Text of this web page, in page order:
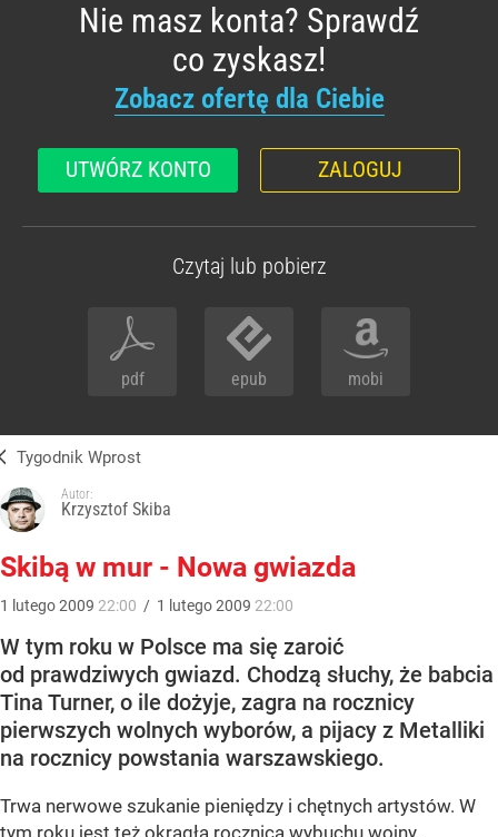
Nie masz konta? Sprawdź
co zyskasz!
Zobacz ofertę dla Ciebie
UTWÓRZ KONTO ZALOGUJ
Czytaj lub pobierz
pdf epub mobi
Tygodnik Wprost
Autor:
Krzysztof Skiba
Skibą w mur - Nowa gwiazda
1 lutego2009 22:00 / 1 lutego2009 22:00
W tym roku w Polsce ma się zaroić
od prawdziwych gwiazd. Chodzą słuchy, że babcia
Tina Turner, o ile dożyje, zagra na rocznicy
pierwszych wolnych wyborów, a pijacy z Metalliki
na rocznicy powstania warszawskiego.
Trwa nerwowe szukanie pieniędzy i chętnych artystów. W